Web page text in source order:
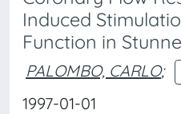
Induced
Function in
PALOMBO, CARLO;
1997-01-01